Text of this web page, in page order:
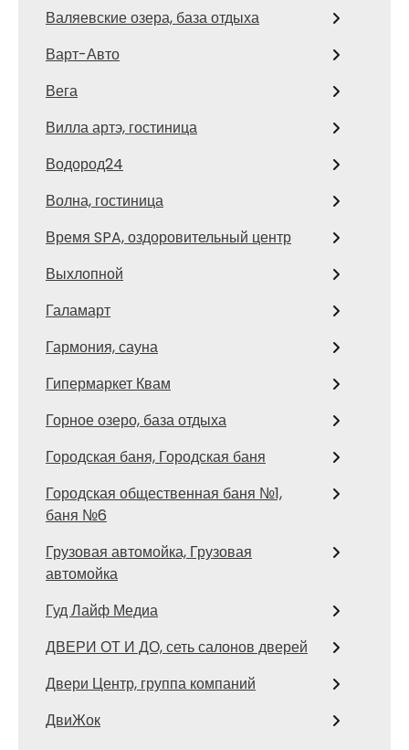
Валяевские озера, база отдыха
Варт-Авто
Вега
Вилла артэ, гостиница
Водород24
Волна, гостиница
Время SPA, оздоровительный центр
Выхлопной
Галамарт
Гармония, сауна
Гипермаркет Квам
Горное озеро, база отдыха
Городская баня, Городская баня
Городская общественная баня №1,
баня №6
Грузовая автомойка, Грузовая
автомойка
Гуд Лайф Медиа
ДВЕРИ ОТ И ДО, сеть салонов дверей
Двери Центр, группа компаний
ДвиЖок